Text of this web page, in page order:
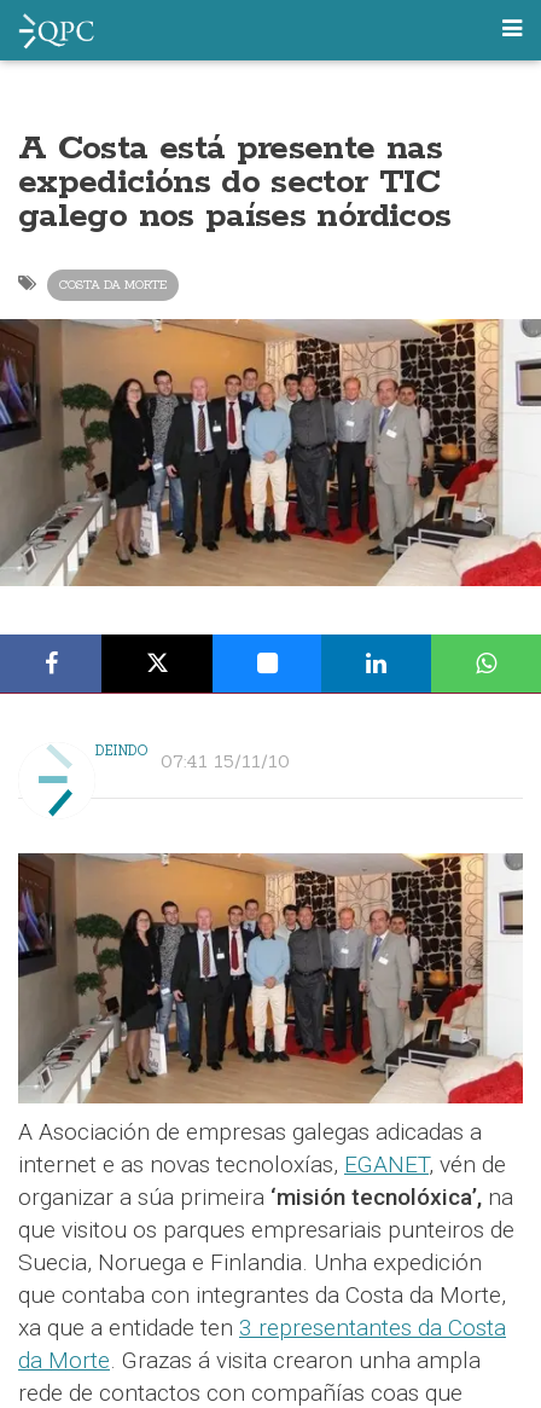
A Costa está presente nas
expedicións do sector TIC
galego nos países nórdicos
COSTA DA MORTE
DEINDO 07:41 15/11/10
A Asociación de empresas galegas adicadas a
internet e as novas tecnoloxías, EGANET, vén de
organizar a súa primeira ‘misión tecnolóxica’, na
que visitou os parques empresariais punteiros de
Suecia, Noruega e Finlandia. Unha expedición
que contaba con integrantes da Costa da Morte,
xa que a entidade ten 3 representantes da Costa
da Morte . Grazas á visita crearon unha ampla
rede de contactos con compañías coas que